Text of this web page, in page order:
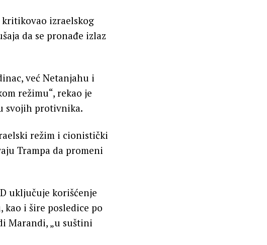
kritikovao izraelskog
da se pronađe izlaz
već Netanjahu i
režimu“, rekao je
svojih protivnika.
režim i cionistički
Trampa da promeni
uključuje korišćenje
kao i šire posledice po
Marandi, „u suštini